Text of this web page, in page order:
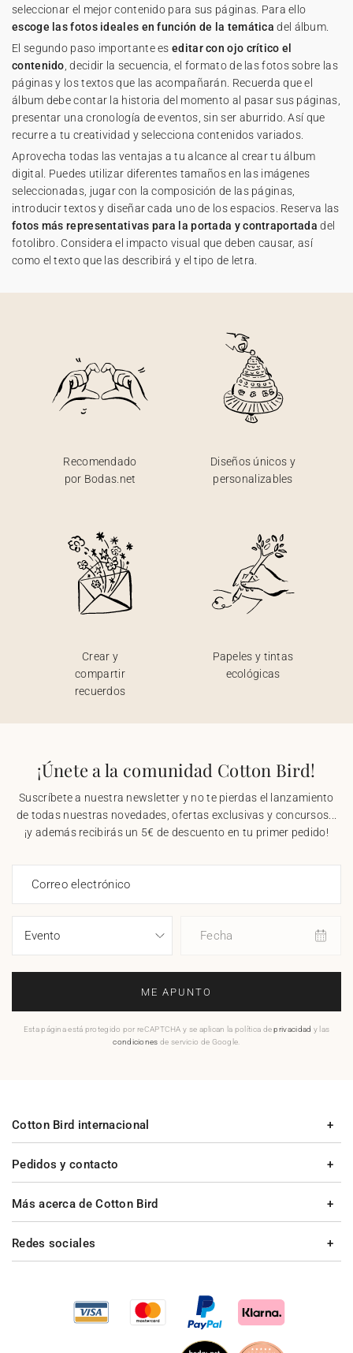
seleccionar el mejor contenido para sus páginas. Para ello
escoge las fotos ideales en función de la temática del álbum.
El segundo paso importante es editar con ojo crítico el
contenido , decidir la secuencia, el formato de las fotos sobre las
páginas y los textos que las acompañarán. Recuerda que el
álbum debe contar la historia del momento al pasar sus páginas,
presentar una cronología de eventos, sin ser aburrido. Así que
recurre a tu creatividad y selecciona contenidos variados.
Aprovecha todas las ventajas a tu alcance al crear tu álbum
digital. Puedes utilizar diferentes tamaños en las imágenes
seleccionadas, jugar con la composición de las páginas,
introducir textos y diseñar cada uno de los espacios. Reserva las
fotos más representativas para la portada y contraportada del
fotolibro. Considera el impacto visual que deben causar, así
como el texto que las describirá y el tipo de letra.
Recomendado
por Bodas.net
Diseños únicos y
personalizables
Crear y
compartir
recuerdos
Papeles y tintas
ecológicas
¡Únete a la comunidad Cotton Bird!
Suscríbete a nuestra newsletter y no te pierdas el lanzamiento
de todas nuestras novedades, ofertas exclusivas y concursos...
¡y además recibirás un 5€ de descuento en tu primer pedido!
Correo electrónico
Fecha
ME APUNTO
Esta página está protegido por reCAPTCHA y se aplican la política deprivacidad y las
condiciones de servicio de Google.
Pedidos y contacto
Más acerca de Cotton Bird
Cotton Bird internacional
Redes sociales